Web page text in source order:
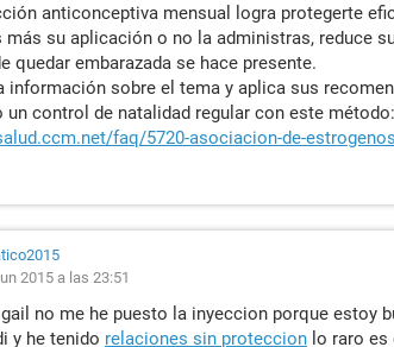
anticonceptiva mensual logra protegerte
más su aplicación o no la administras, reduce
quedar embarazada se hace presente.
información sobre el tema y aplica sus
un control de natalidad regular con este método:
faq/5720-asociacion-de-
2015 a las 23:51
no me he puesto la inyeccion porque estoy
y he tenido relaciones sin proteccion lo raro